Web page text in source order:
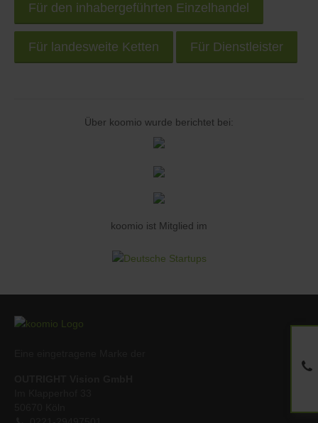
Für den inhabergeführten Einzelhandel
Für landesweite Ketten Für Dienstleister
Über koomio wurde berichtet bei:
koomio ist Mitglied im